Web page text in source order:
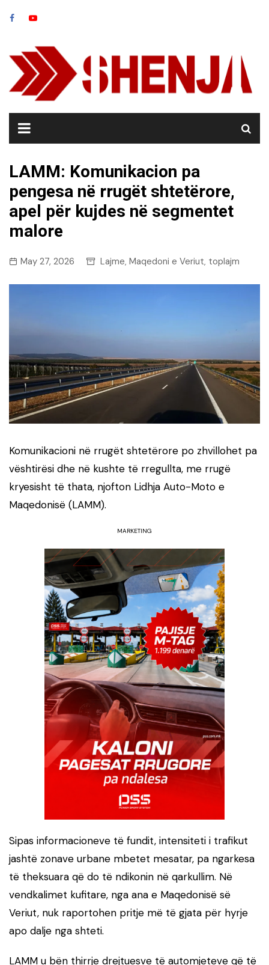
LAMM: Komunikacion pa
pengesa në rrugët shtetërore,
apel për kujdes në segmentet
malore
May 27, 2026 Lajme, Maqedoni e Veriut, toplajm
Komunikacioni në rrugët shtetërore po zhvillohet pa
vështirësi dhe në kushte të rregullta, me rrugë
kryesisht të thata, njofton Lidhja Auto-Moto e
Maqedonisë (LAMM).
MARKETING
Sipas informacioneve të fundit, intensiteti i trafikut
jashtë zonave urbane mbetet mesatar, pa ngarkesa
të theksuara që do të ndikonin në qarkullim. Në
vendkalimet kufitare, nga ana e Maqedonisë së
Veriut, nuk raportohen pritje më të gjata për hyrje
apo dalje nga shteti.
LAMM u bën thirrje drejtuesve të automjeteve që të